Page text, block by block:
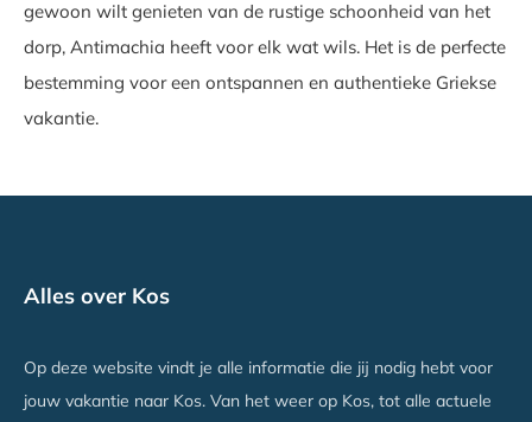
gewoon wilt genieten van de rustige schoonheid van het
dorp, Antimachia heeft voor elk wat wils. Het is de perfecte
bestemming voor een ontspannen en authentieke Griekse
vakantie.
Alles over Kos
Op deze website vindt je alle informatie die jij nodig hebt voor
jouw vakantie naar Kos. Van het weer op Kos, tot alle actuele